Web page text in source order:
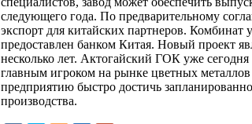
следующего года. По предварительному
экспорт для китайских партнеров.
предоставлен банком Китая. Новый проект
несколько лет. Актогайский ГОК уже
главным игроком на рынке цветных
предприятию быстро достичь
производства.